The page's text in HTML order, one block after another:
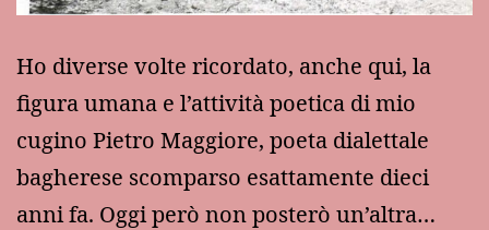
Ho diverse volte ricordato, anche qui, la
figura umana e l’attività poetica di mio
cugino Pietro Maggiore, poeta dialettale
bagherese scomparso esattamente dieci
anni fa. Oggi però non posterò un’altra…